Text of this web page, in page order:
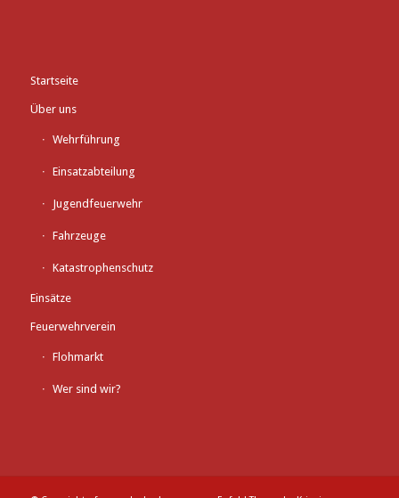
Startseite
Über uns
Wehrführung
Einsatzabteilung
Jugendfeuerwehr
Fahrzeuge
Katastrophenschutz
Einsätze
Feuerwehrverein
Flohmarkt
Wer sind wir?